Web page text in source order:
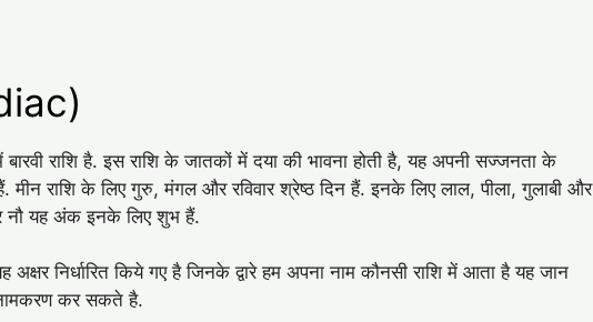
राशि है. इस राशि के जातकों में दया की भावना होती है, यह अपनी सज्‍जनता के
राशि के लिए गुरु, मंगल और रविवार श्रेष्‍ठ दिन हैं. इनके लिए लाल, पीला, गुलाबी और
नौ यह अंक इनके लिए शुभ हैं.
अक्षर निर्धारित किये गए है जिनके द्वारे हम अपना नाम कौनसी राशि में आता है यह जान
नामकरण कर सकते है.